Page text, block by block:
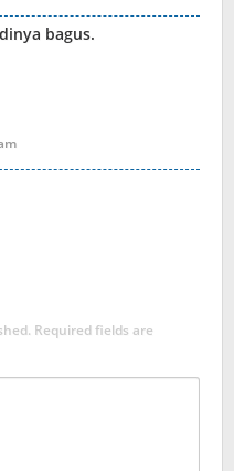
bagus.
Required fields are